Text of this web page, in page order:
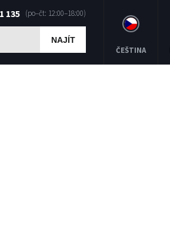
135
NAJÍT
ČEŠTINA